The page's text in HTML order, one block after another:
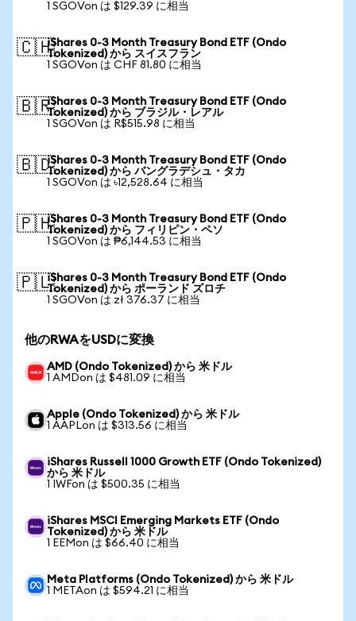
1 SGOVon は $129.39 に相当
🇨🇭iShares 0-3 Month Treasury Bond ETF (Ondo
Tokenized) から スイスフラン
1 SGOVon は CHF 81.80 に相当
🇧🇷iShares 0-3 Month Treasury Bond ETF (Ondo
Tokenized) から ブラジル・レアル
1 SGOVon は R$515.98 に相当
🇧🇩iShares 0-3 Month Treasury Bond ETF (Ondo
Tokenized) から バングラデシュ・タカ
1 SGOVon は ৳12,528.64 に相当
🇵🇭iShares 0-3 Month Treasury Bond ETF (Ondo
Tokenized) から フィリピン・ペソ
1 SGOVon は ₱6,144.53 に相当
🇵🇱iShares 0-3 Month Treasury Bond ETF (Ondo
Tokenized) から ポーランド ズロチ
1 SGOVon は zł 376.37 に相当
他のRWAをUSDに変換
AMD (Ondo Tokenized) から 米ドル
1 AMDon は $481.09 に相当
Apple (Ondo Tokenized) から 米ドル
1 AAPLon は $313.56 に相当
iShares Russell 1000 Growth ETF (Ondo Tokenized)
から 米ドル
1 IWFon は $500.35 に相当
iShares MSCI Emerging Markets ETF (Ondo
Tokenized) から 米ドル
1 EEMon は $66.40 に相当
Meta Platforms (Ondo Tokenized) から 米ドル
1 METAon は $594.21 に相当